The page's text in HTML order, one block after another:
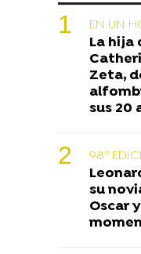
EN UN
La hija
Zeta,
sus 20
98º
su
Oscar